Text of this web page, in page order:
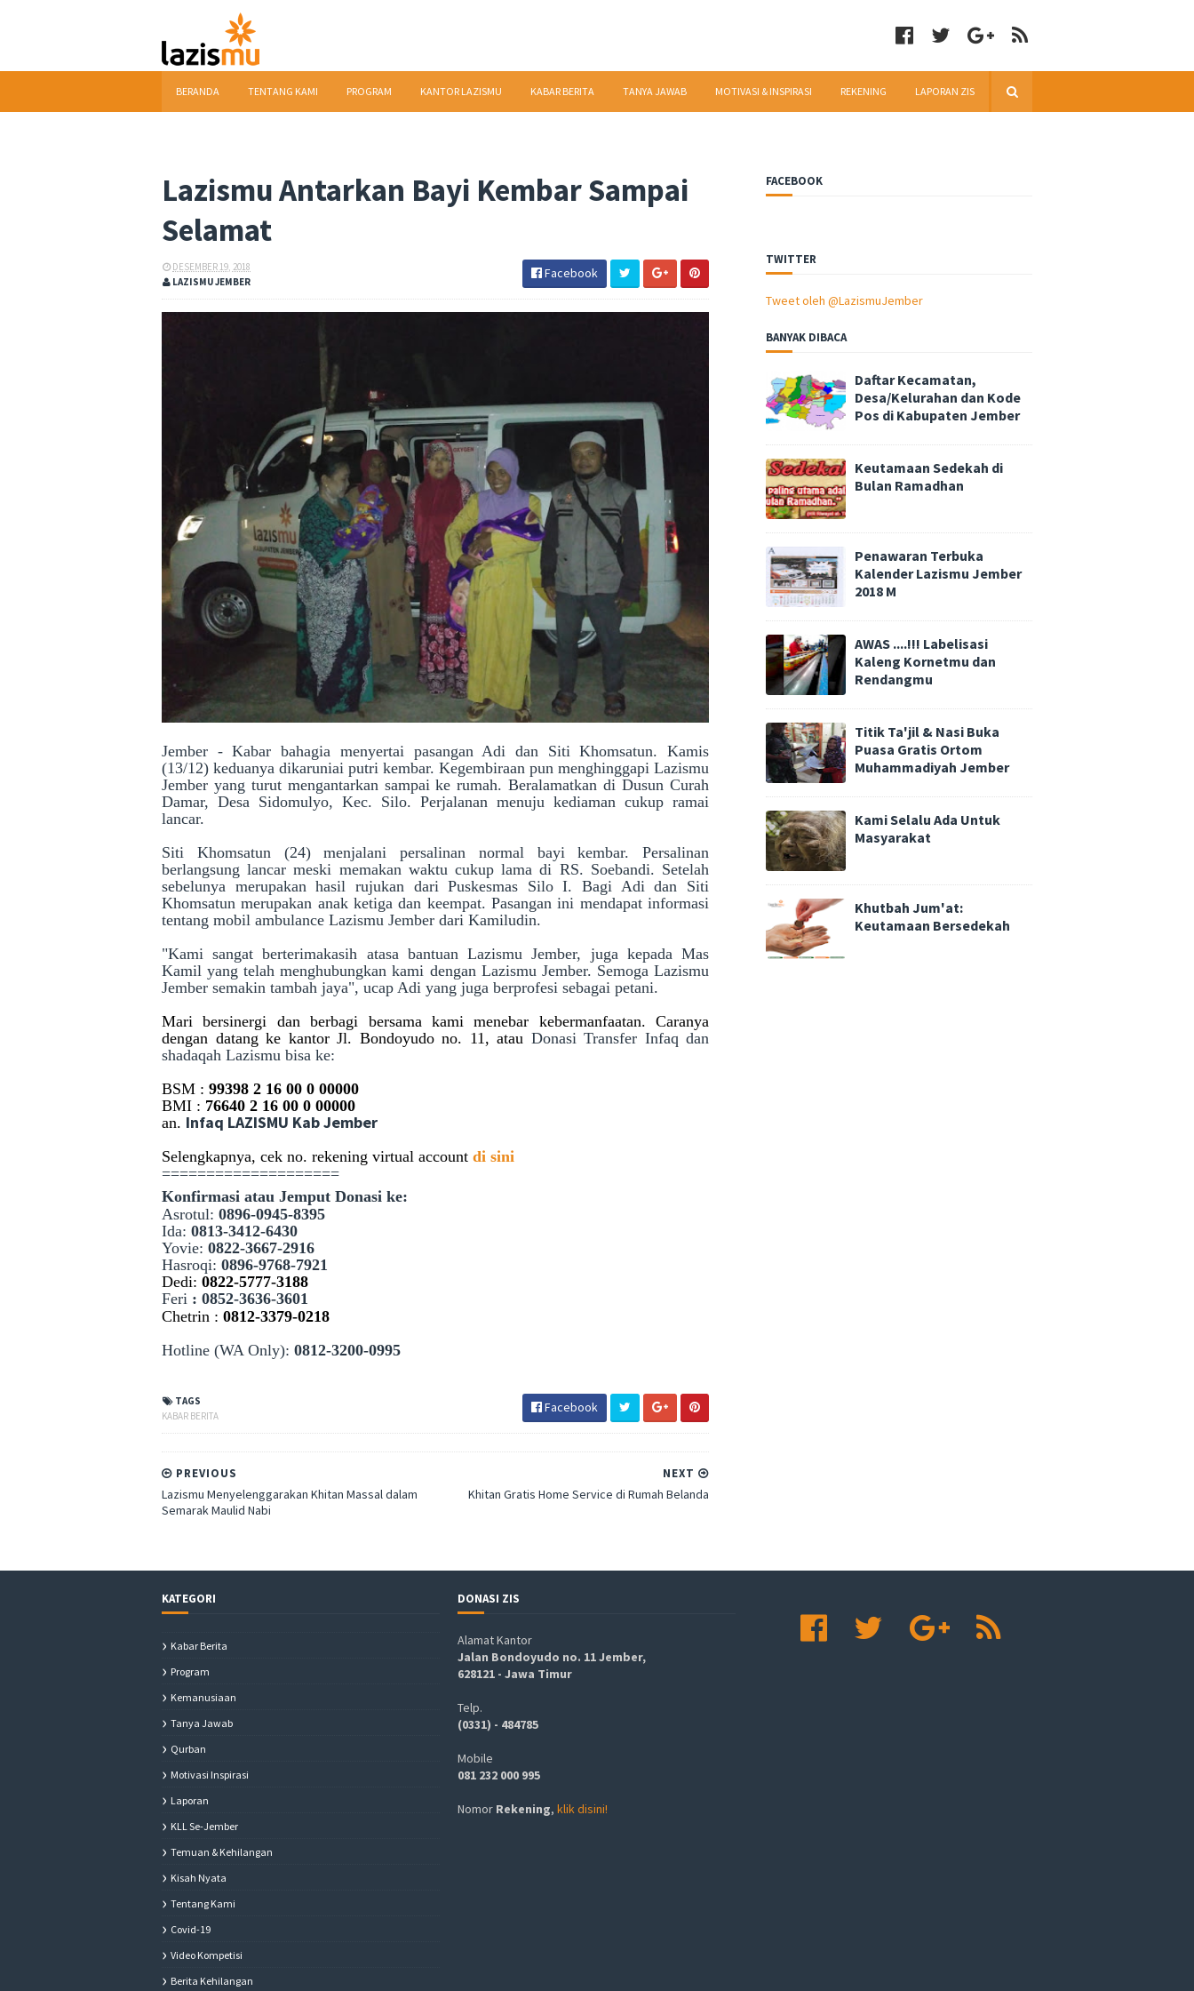
BERANDA TENTANG KAMI PROGRAM KANTOR LAZISMU KABAR BERITA TANYA JAWAB MOTIVASI & INSPIRASI REKENING LAPORAN ZIS
Lazismu Antarkan Bayi Kembar Sampai
Selamat
DESEMBER 19, 2018
LAZISMU JEMBER
Facebook
Jember - Kabar bahagia menyertai pasangan Adi dan Siti Khomsatun. Kamis
(13/12) keduanya dikaruniai putri kembar. Kegembiraan pun menghinggapi Lazismu
Jember yang turut mengantarkan sampai ke rumah. Beralamatkan di Dusun Curah
Damar, Desa Sidomulyo, Kec. Silo. Perjalanan menuju kediaman cukup ramai
lancar.
Siti Khomsatun (24) menjalani persalinan normal bayi kembar. Persalinan
berlangsung lancar meski memakan waktu cukup lama di RS. Soebandi. Setelah
sebelunya merupakan hasil rujukan dari Puskesmas Silo I. Bagi Adi dan Siti
Khomsatun merupakan anak ketiga dan keempat. Pasangan ini mendapat informasi
tentang mobil ambulance Lazismu Jember dari Kamiludin.
"Kami sangat berterimakasih atasa bantuan Lazismu Jember, juga kepada Mas
Kamil yang telah menghubungkan kami dengan Lazismu Jember. Semoga Lazismu
Jember semakin tambah jaya", ucap Adi yang juga berprofesi sebagai petani.
Mari bersinergi dan berbagi bersama kami menebar kebermanfaatan. Caranya
dengan datang ke kantor Jl. Bondoyudo no. 11, atau Donasi Transfer Infaq dan
shadaqah Lazismu bisa ke:
BSM : 99398 2 16 00 0 00000
BMI : 76640 2 16 00 0 00000
an. Infaq LAZISMU Kab Jember
Selengkapnya, cek no. rekening virtual account di sini
====================
Konfirmasi atau Jemput Donasi ke:
Asrotul: 0896-0945-8395
Ida: 0813-3412-6430
Yovie: 0822-3667-2916
Hasroqi: 0896-9768-7921
Dedi: 0822-5777-3188
Feri : 0852-3636-3601
Chetrin : 0812-3379-0218
Hotline (WA Only): 0812-3200-0995
TAGS
KABAR BERITA
Facebook
NEXT
Khitan Gratis Home Service di Rumah Belanda
PREVIOUS
Lazismu Menyelenggarakan Khitan Massal dalam
Semarak Maulid Nabi
FACEBOOK
TWITTER
Tweet oleh @LazismuJember
BANYAK DIBACA
Daftar Kecamatan,
Desa/Kelurahan dan Kode
Pos di Kabupaten Jember
Keutamaan Sedekah di
Bulan Ramadhan
Penawaran Terbuka
Kalender Lazismu Jember
2018 M
AWAS ....!!! Labelisasi
Kaleng Kornetmu dan
Rendangmu
Titik Ta'jil & Nasi Buka
Puasa Gratis Ortom
Muhammadiyah Jember
Kami Selalu Ada Untuk
Masyarakat
Khutbah Jum'at:
Keutamaan Bersedekah
KATEGORI
Kabar Berita
Program
Kemanusiaan
Tanya Jawab
Qurban
Motivasi Inspirasi
Laporan
KLL Se-Jember
Temuan & Kehilangan
Kisah Nyata
Tentang Kami
Covid-19
Video Kompetisi
Berita Kehilangan
DONASI ZIS
Alamat Kantor
Jalan Bondoyudo no. 11 Jember,
628121 - Jawa Timur
Telp.
(0331) - 484785
Mobile
081 232 000 995
Nomor Rekening, klik disini!